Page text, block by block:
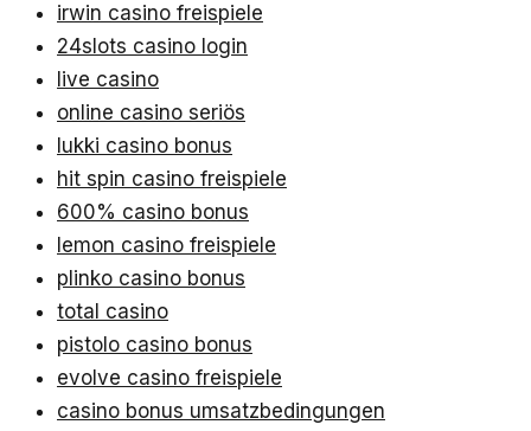
irwin casino freispiele
24slots casino login
live casino
online casino seriös
lukki casino bonus
hit spin casino freispiele
600% casino bonus
lemon casino freispiele
plinko casino bonus
total casino
pistolo casino bonus
evolve casino freispiele
casino bonus umsatzbedingungen